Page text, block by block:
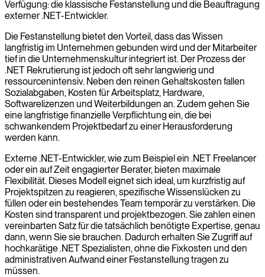
Verfügung: die klassische Festanstellung und die Beauftragung
externer .NET-Entwickler.
Die Festanstellung bietet den Vorteil, dass das Wissen
langfristig im Unternehmen gebunden wird und der Mitarbeiter
tief in die Unternehmenskultur integriert ist. Der Prozess der
.NET Rekrutierung ist jedoch oft sehr langwierig und
ressourcenintensiv. Neben den reinen Gehaltskosten fallen
Sozialabgaben, Kosten für Arbeitsplatz, Hardware,
Softwarelizenzen und Weiterbildungen an. Zudem gehen Sie
eine langfristige finanzielle Verpflichtung ein, die bei
schwankendem Projektbedarf zu einer Herausforderung
werden kann.
Externe .NET-Entwickler, wie zum Beispiel ein .NET Freelancer
oder ein auf Zeit engagierter Berater, bieten maximale
Flexibilität. Dieses Modell eignet sich ideal, um kurzfristig auf
Projektspitzen zu reagieren, spezifische Wissenslücken zu
füllen oder ein bestehendes Team temporär zu verstärken. Die
Kosten sind transparent und projektbezogen. Sie zahlen einen
vereinbarten Satz für die tatsächlich benötigte Expertise, genau
dann, wenn Sie sie brauchen. Dadurch erhalten Sie Zugriff auf
hochkarätige .NET Spezialisten, ohne die Fixkosten und den
administrativen Aufwand einer Festanstellung tragen zu
müssen.